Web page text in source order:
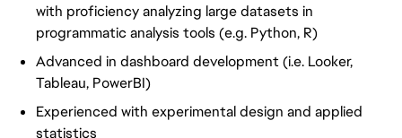
with proficiency analyzing large datasets in
programmatic analysis tools (e.g. Python, R)
Advanced in dashboard development (i.e. Looker,
Tableau, PowerBI)
Experienced with experimental design and applied
statistics